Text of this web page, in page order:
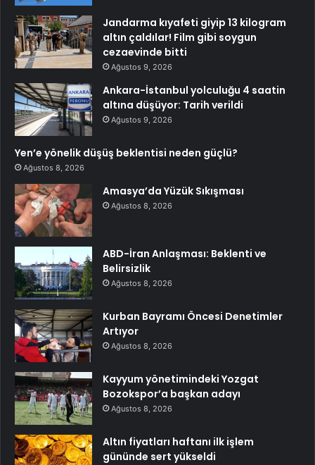
Jandarma kıyafeti giyip 13 kilogram
altın çaldılar! Film gibi soygun
cezaevinde bitti
Ağustos 9, 2026
Ankara-İstanbul yolculuğu 4 saatin
altına düşüyor: Tarih verildi
Ağustos 9, 2026
Yen’e yönelik düşüş beklentisi neden güçlü?
Ağustos 8, 2026
Amasya’da Yüzük Sıkışması
Ağustos 8, 2026
ABD-İran Anlaşması: Beklenti ve
Belirsizlik
Ağustos 8, 2026
Kurban Bayramı Öncesi Denetimler
Artıyor
Ağustos 8, 2026
Kayyum yönetimindeki Yozgat
Bozokspor’a başkan adayı
Ağustos 8, 2026
Altın fiyatları haftanı ilk işlem
gününde sert yükseldi